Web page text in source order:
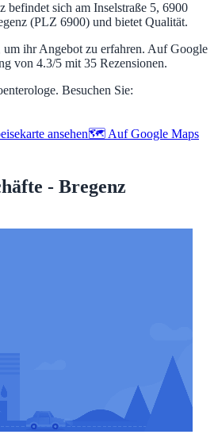
sich am Inselstraße 5, 6900
(PLZ 6900) und bietet Qualität.
um ihr Angebot zu erfahren. Auf Google
von 4.3/5 mit 35 Rezensionen.
Besuchen Sie:
ansehen🗺️ Auf Google Maps
- Bregenz